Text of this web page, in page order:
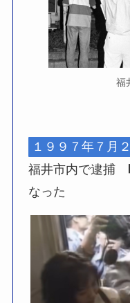
福
１９９７年７月
福井市内で逮捕
なった